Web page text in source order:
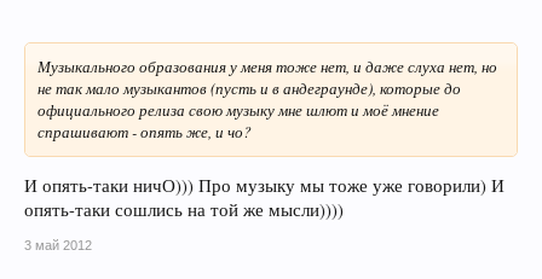
Музыкального образования у меня тоже нет, и даже слуха нет, но
не так мало музыкантов (пусть и в андеграунде), которые до
официального релиза свою музыку мне шлют и моё мнение
спрашивают - опять же, и чо?
И опять-таки ничО))) Про музыку мы тоже уже говорили) И
опять-таки сошлись на той же мысли))))
3 май 2012